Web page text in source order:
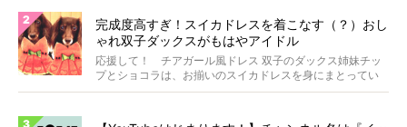
完成度高すぎ！スイカドレスを着こなす（？）おし
ゃれ双子ダックスがもはやアイドル
応援して！ チアガール風ドレス 双子のダックス姉妹チッ
プとショコラは、お揃いのスイカドレスを身にまとってい
ます...